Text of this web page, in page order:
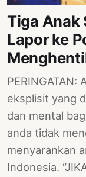
Tiga Anak
Lapor ke
eksplisit yang
dan mental
anda tidak
menyarankan
Indonesia.